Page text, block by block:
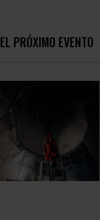
EL PRÓXIMO EVENTO